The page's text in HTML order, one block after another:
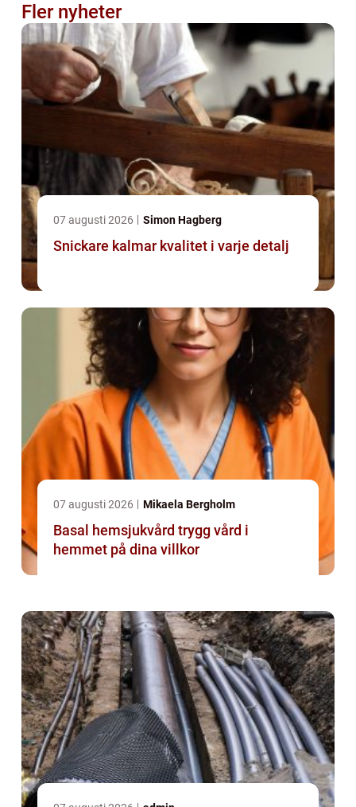
Fler nyheter
07 augusti 2026 Simon Hagberg
Snickare kalmar kvalitet i varje detalj
07 augusti 2026 Mikaela Bergholm
Basal hemsjukvård trygg vård i
hemmet på dina villkor